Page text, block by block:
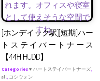
[ホンデイック駅][短期]ハー
トステイパートナース
【44HIHUDD】
Categories♥ ハートステイパートナーズ,
all, コシウォン